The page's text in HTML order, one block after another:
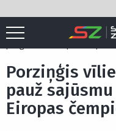
Sākums Basketbols /
Porziņģis
pauž
Eiropas